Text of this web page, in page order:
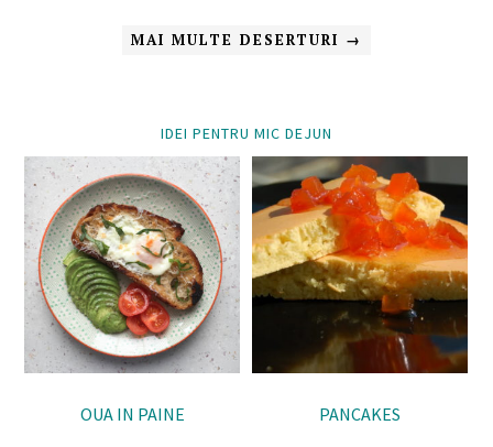
MAI MULTE DESERTURI →
IDEI PENTRU MIC DEJUN
OUA IN PAINE PANCAKES